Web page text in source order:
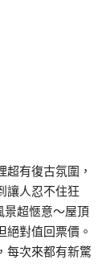
有復古氛圍，
讓人忍不住狂
景超愜意～屋頂
絕對值回票價。
每次來都有新驚